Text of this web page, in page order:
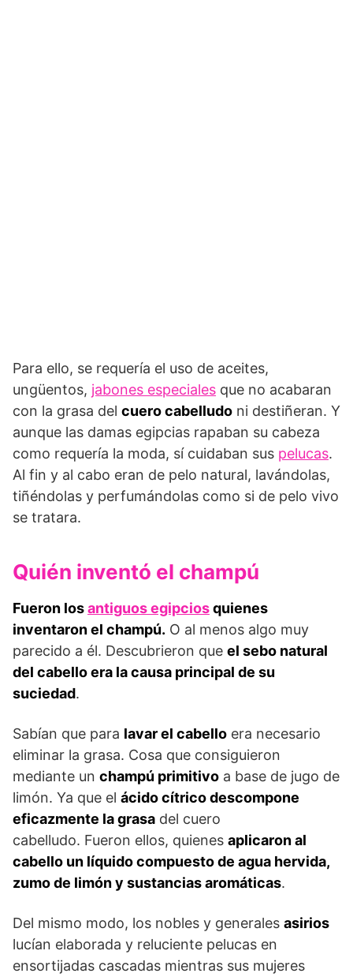
Para ello, se requería el uso de aceites,
ungüentos, jabones especiales que no acabaran
con la grasa del cuero cabelludo ni destiñeran. Y
aunque las damas egipcias rapaban su cabeza
como requería la moda, sí cuidaban sus pelucas.
Al fin y al cabo eran de pelo natural, lavándolas,
tiñéndolas y perfumándolas como si de pelo vivo
se tratara.
Quién inventó el champú
Fueron losantiguos egipciosquienes
inventaron el champú. O al menos algo muy
parecido a él. Descubrieron que el sebo natural
del cabello era la causa principal de su
suciedad.
Sabían que para lavar el cabello era necesario
eliminar la grasa. Cosa que consiguieron
mediante un champú primitivo a base de jugo de
limón. Ya que el ácido cítrico descompone
eficazmente la grasa del cuero
cabelludo. Fueron ellos, quienes aplicaron al
cabello un líquido compuesto de agua hervida,
zumo de limón y sustancias aromáticas.
Del mismo modo, los nobles y generales asirios
lucían elaborada y reluciente pelucas en
ensortijadas cascadas mientras sus mujeres